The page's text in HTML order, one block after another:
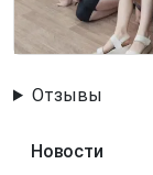
Отзывы
Новости